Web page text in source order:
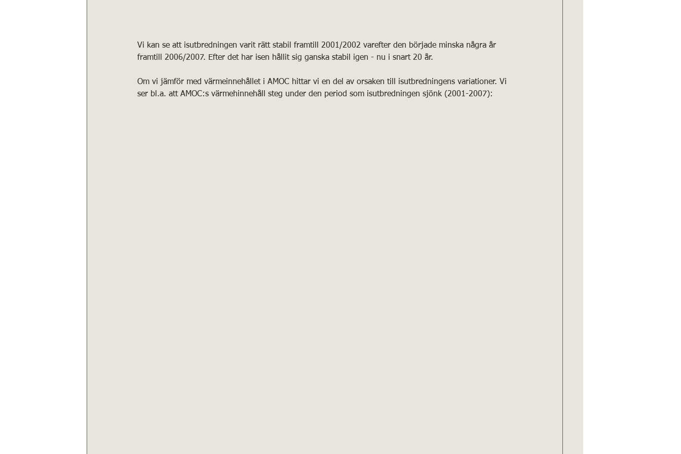
Vi kan se att isutbredningen varit rätt stabil framtill 2001/2002 varefter den började minska några år
framtill 2006/2007. Efter det har isen hållit sig ganska stabil igen - nu i snart 20 år.
Om vi jämför med värmeinnehållet i AMOC hittar vi en del av orsaken till isutbredningens variationer. Vi
ser bl.a. att AMOC:s värmehinnehåll steg under den period som isutbredningen sjönk (2001-2007):